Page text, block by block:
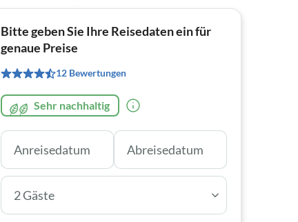
Bitte geben Sie Ihre Reisedaten ein für
genaue Preise
12 Bewertungen
Sehr nachhaltig
2 Gäste